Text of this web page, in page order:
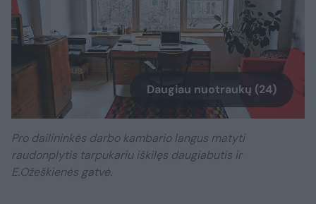
Daugiau nuotraukų (24)
Pro dailininkės darbo kambario langus matyti
raudonplytis tarpukariu iškilęs daugiabutis ir
E.Ožeškienės gatvė.